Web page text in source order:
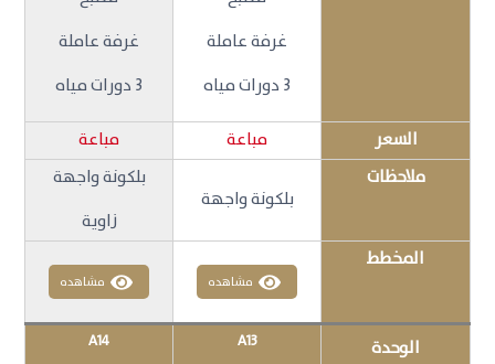
غرفة عاملة
3 دورات مياه
غرفة عاملة
3 دورات مياه
السعر مباعة
مباعة
ملاحظات
بلكونة واجهة
بلكونة واجهة
زاوية
المخطط
مشاهده مشاهده
الوحدة A13
A14